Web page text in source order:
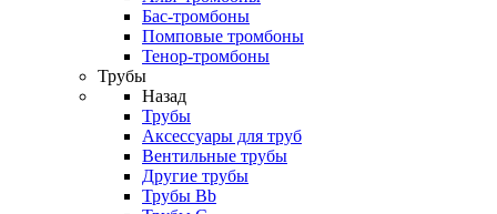
Бас-тромбоны
Помповые тромбоны
Тенор-тромбоны
Трубы
Назад
Трубы
Аксессуары для труб
Вентильные трубы
Другие трубы
Трубы Bb